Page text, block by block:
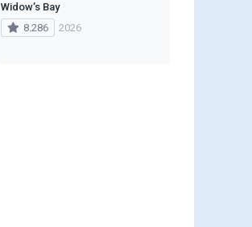
Widow’s Bay
8.286
2026